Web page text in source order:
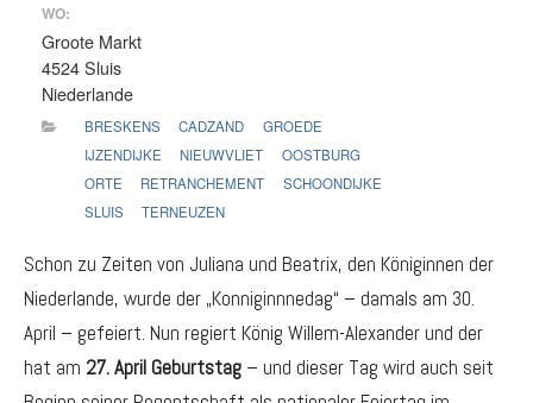
WO:
Groote Markt
4524 Sluis
Niederlande
BRESKENS CADZAND
GROEDE
IJZENDIJKE
NIEUWVLIET
OOSTBURG
ORTE
RETRANCHEMENT
SCHOONDIJKE
SLUIS
TERNEUZEN
Schon zu Zeiten von Juliana und Beatrix, den Königinnen der
Niederlande, wurde der „Konniginnnedag“ – damals am 30.
April – gefeiert. Nun regiert König Willem-Alexander und der
hat am 27. April Geburtstag – und dieser Tag wird auch seit